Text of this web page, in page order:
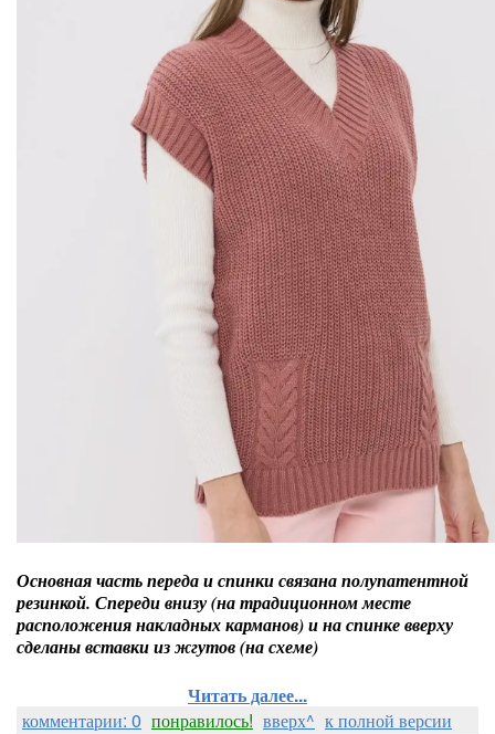
Основная часть переда и спинки связана полупатентной
резинкой. Спереди внизу (на традиционном месте
расположения накладных карманов) и на спинке вверху
сделаны вставки из жгутов (на схеме)
Читать далее...
комментарии: 0 понравилось! вверх^ к полной версии